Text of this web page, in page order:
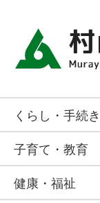
くらし・手続き
子育て・教育
健康・福祉